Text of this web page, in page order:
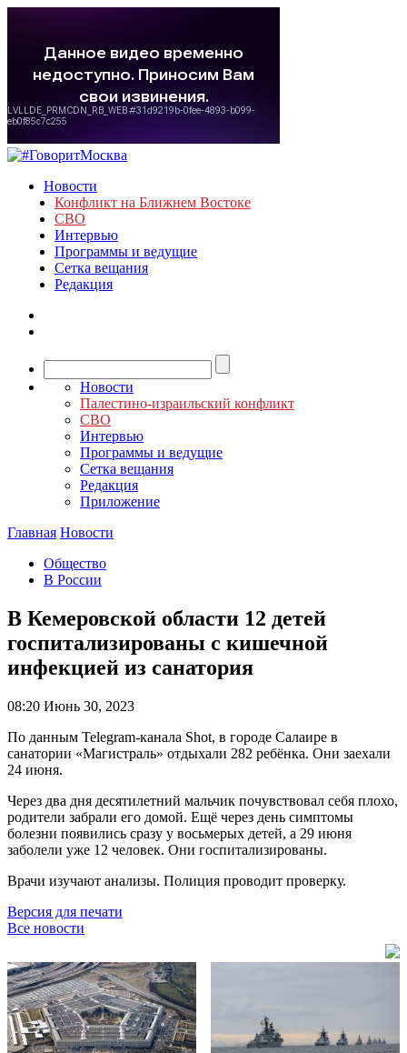
Новости
Конфликт на Ближнем Востоке
СВО
Интервью
Программы и ведущие
Сетка вещания
Редакция
Новости
Палестино-израильский конфликт
СВО
Интервью
Программы и ведущие
Сетка вещания
Редакция
Приложение
Главная Новости
Общество
В России
В Кемеровской области 12 детей
госпитализированы с кишечной
инфекцией из санатория
08:20 Июнь 30, 2023
По данным Telegram-канала Shot, в городе Салаире в
санатории «Магистраль» отдыхали 282 ребёнка. Они заехали
24 июня.
Через два дня десятилетний мальчик почувствовал себя плохо,
родители забрали его домой. Ещё через день симптомы
болезни появились сразу у восьмерых детей, а 29 июня
заболели уже 12 человек. Они госпитализированы.
Врачи изучают анализы. Полиция проводит проверку.
Версия для печати
Все новости